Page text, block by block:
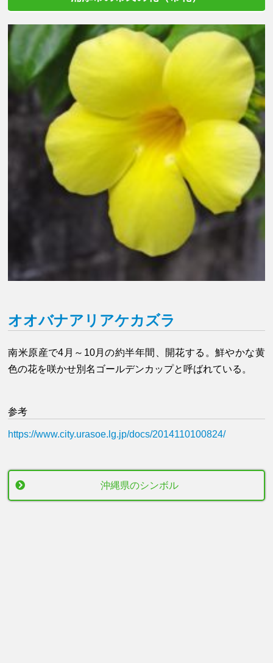
オオバナアリアケカズラ
南米原産で4月～10月の約半年間、開花する。鮮やかな黄
色の花を咲かせ別名ゴールデンカップと呼ばれている。
参考
https://www.city.urasoe.lg.jp/docs/2014110100824/
沖縄県のシンボル